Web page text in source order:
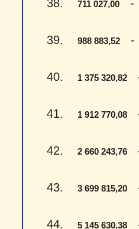
38. 711 027,00 -
39. 988 883,52 -
40. 1 375 320,82
41. 1 912 770,08
42. 2 660 243,76
43. 3 699 815,20
44. 5 145 630,38